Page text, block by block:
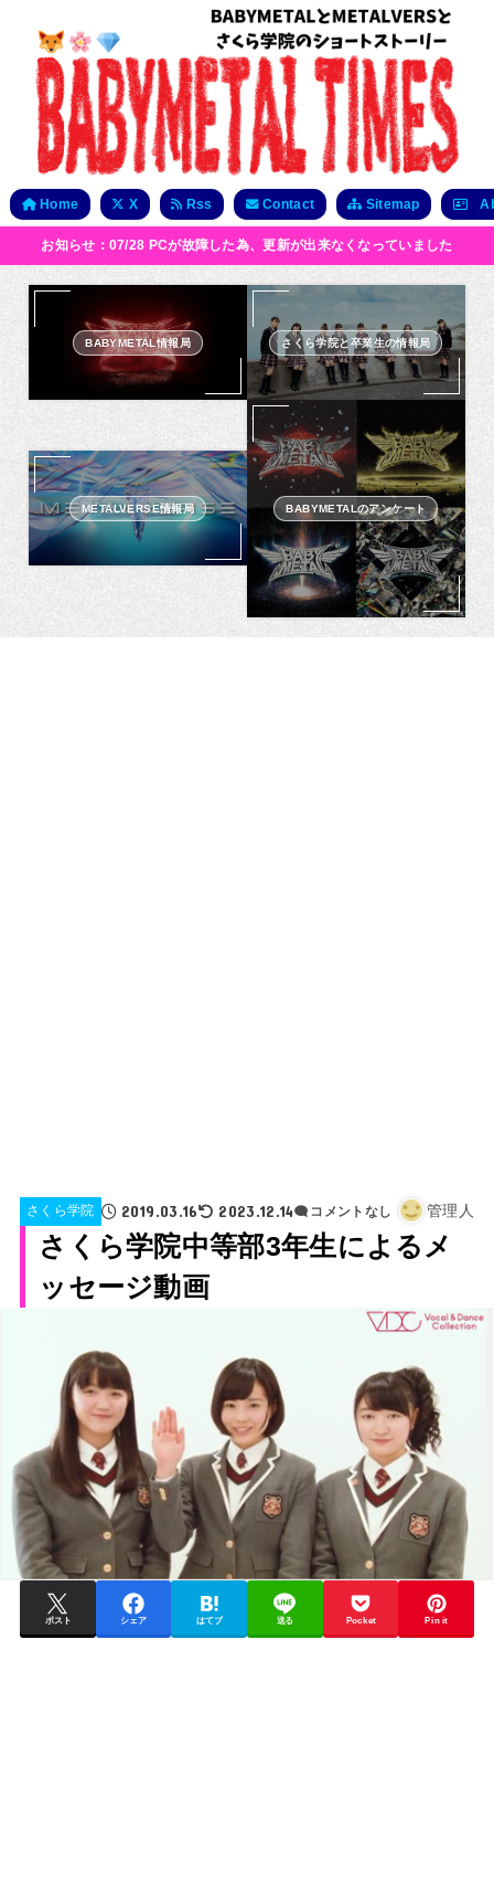
Home X Rss Contact Sitemap
お知らせ：07/28 PCが故障した為、更新が出来なくなっていました
BABYMETAL情報局 さくら学院と卒業生の情報局
METALVERSE情報局 BABYMETALのアンケート
さくら学院 2019.03.16 2023.12.14 コメントなし 管理人
さくら学院中等部3年生によるメ
ッセージ動画
ポスト シェア はてブ 送る Pocket Pin it